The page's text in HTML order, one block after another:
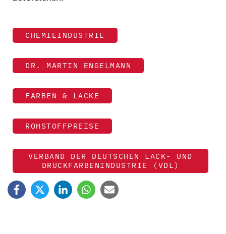
CHEMIEINDUSTRIE
DR. MARTIN ENGELMANN
FARBEN & LACKE
ROHSTOFFPREISE
VERBAND DER DEUTSCHEN LACK- UND
DRUCKFARBENINDUSTRIE (VDL)